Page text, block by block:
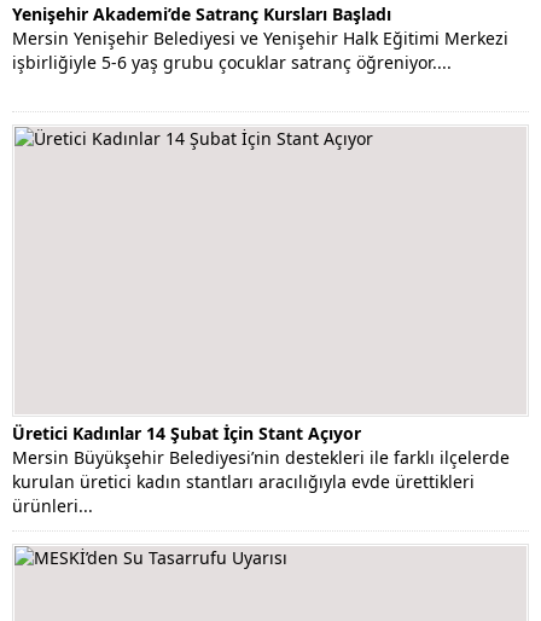
Yenişehir Akademi’de Satranç Kursları Başladı
Mersin Yenişehir Belediyesi ve Yenişehir Halk Eğitimi Merkezi
işbirliğiyle 5-6 yaş grubu çocuklar satranç öğreniyor....
Üretici Kadınlar 14 Şubat İçin Stant Açıyor
Mersin Büyükşehir Belediyesi’nin destekleri ile farklı ilçelerde
kurulan üretici kadın stantları aracılığıyla evde ürettikleri
ürünleri...